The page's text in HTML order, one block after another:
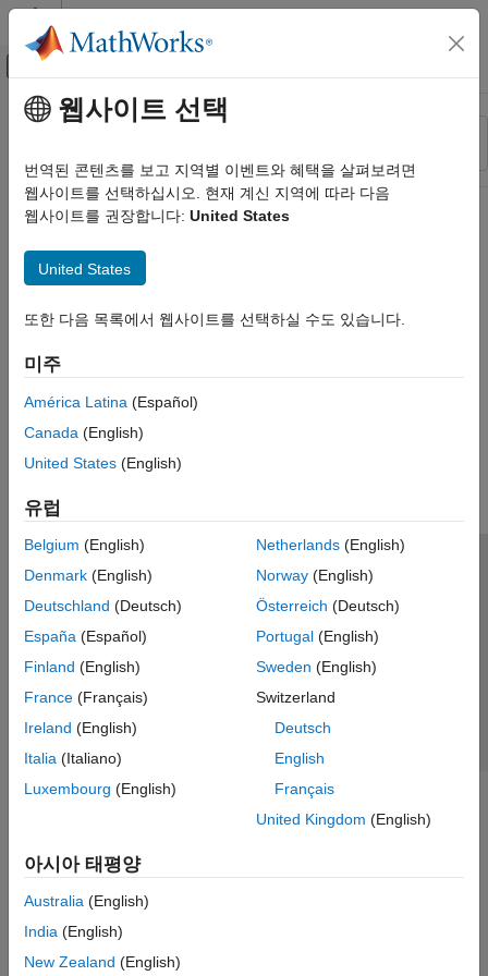
콘텐츠로 바로 가기
오프캔버스 탐색 메뉴 토글
리소스
상태
주요 콘텐츠
웹사이트 선택
번역된 콘텐츠를 보고 지역별 이벤트와 혜택을 살펴보려면
웹사이트를 선택하십시오. 현재 계신 지역에 따라 다음
웹사이트를 권장합니다: United States
United States
또한 다음 목록에서 웹사이트를 선택하실 수도 있습니다.
미주
América Latina (Español)
Canada (English)
United States (English)
유럽
Belgium (English)
Denmark (English)
Deutschland (Deutsch)
España (Español)
Finland (English)
France (Français)
Ireland (English)
Italia (Italiano)
Luxembourg (English)
Netherlands(English)
Norway(English)
Österreich (Deutsch)
Portugal(English)
Sweden (English)
Switzerland
Deutsch
English
Français
United Kingdom (English)
아시아 태평양
Australia (English)
India (English)
New Zealand (English)
신뢰 센터 등록 상표 개인정보 취급방침
불법 복제 방지
애플리케이션 상태
© 1994-2026 The MathWorks, Inc.